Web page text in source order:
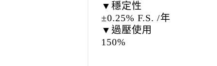
▼穩定性
±0.25% F.S. /年
▼過壓使用
150%